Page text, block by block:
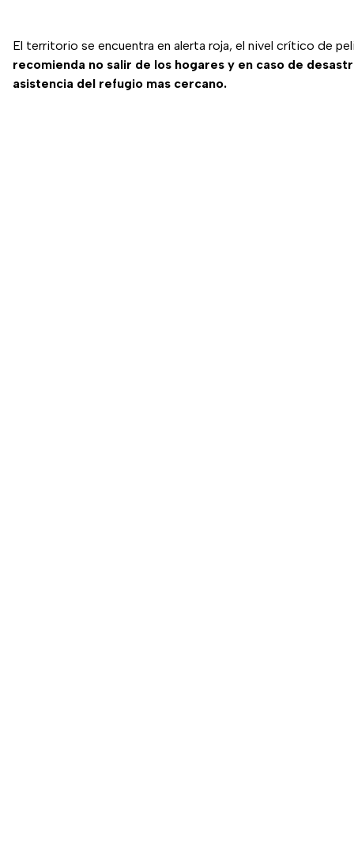
El territorio se encuentra en alerta roja, el nivel crítico de
recomienda no salir de los hogares y en caso de
asistencia del refugio mas cercano.